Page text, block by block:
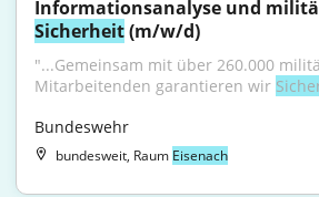
Sicherheit (m/w/d)
"...Gemeinsam mit über 260.000
Mitarbeitenden garantieren wir
Bundeswehr
bundesweit, Raum Eisenach